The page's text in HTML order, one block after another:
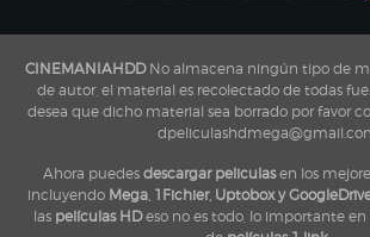
CINEMANIAHDDNo almacena ningún tipo de
de autor, el material es recolectado de todas
desea que dicho material sea borrado por favor
Ahora puedes descargar peliculasen los
incluyendo Mega, 1Fichier, Uptobox y
las películas HDeso no es todo, lo importante en